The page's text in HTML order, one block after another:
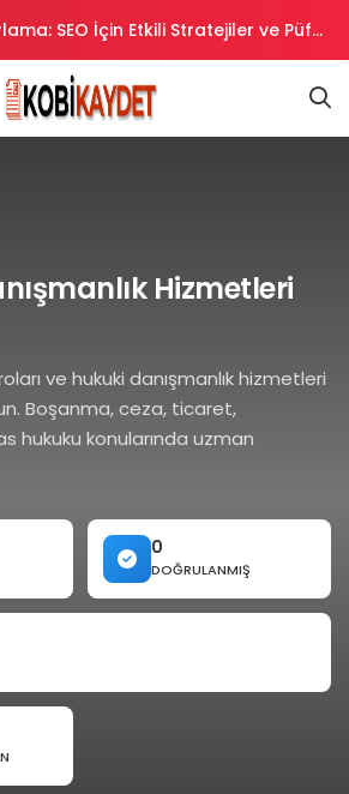
SEO İçin Etkili Stratejiler ve Püf
Stratejileri: SEO İpuçları ve
Stratejileriyle SEO’da Yükselin.
ve SEO Uyumlu İpuçları ve
Hizmetleri
ve hukuki danışmanlık hizmetleri
Boşanma, ceza, ticaret,
hukuku konularında uzman
0
DOĞRULANMIŞ